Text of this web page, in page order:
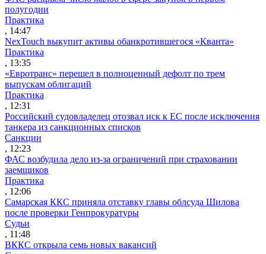
полугодии
Практика
, 14:47
NexTouch выкупит активы обанкротившегося «Кванта»
Практика
, 13:35
«Евротранс» перешел в полноценный дефолт по трем
выпускам облигаций
Практика
, 12:31
Российский судовладелец отозвал иск к ЕС после исключения
танкера из санкционных списков
Санкции
, 12:23
ФАС возбудила дело из-за ограничений при страховании
заемщиков
Практика
, 12:06
Самарская ККС приняла отставку главы облсуда Шилова
после проверки Генпрокуратуры
Судьи
, 11:48
ВККС открыла семь новых вакансий